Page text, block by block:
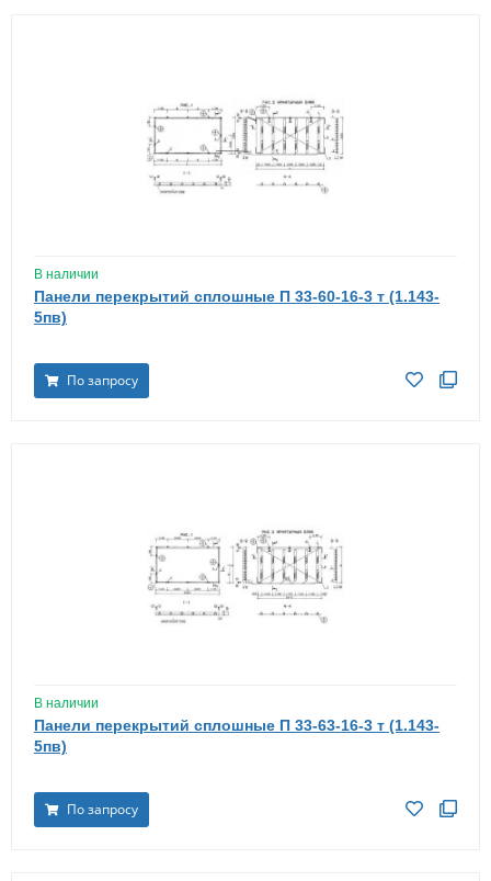
В наличии
Панели перекрытий сплошные П 33-60-16-3 т (1.143-
5пв)
По запросу
В наличии
Панели перекрытий сплошные П 33-63-16-3 т (1.143-
5пв)
По запросу